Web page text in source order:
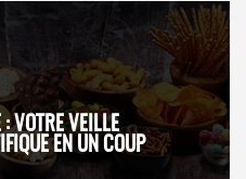
VOTRE VEILLE
EN UN COUP